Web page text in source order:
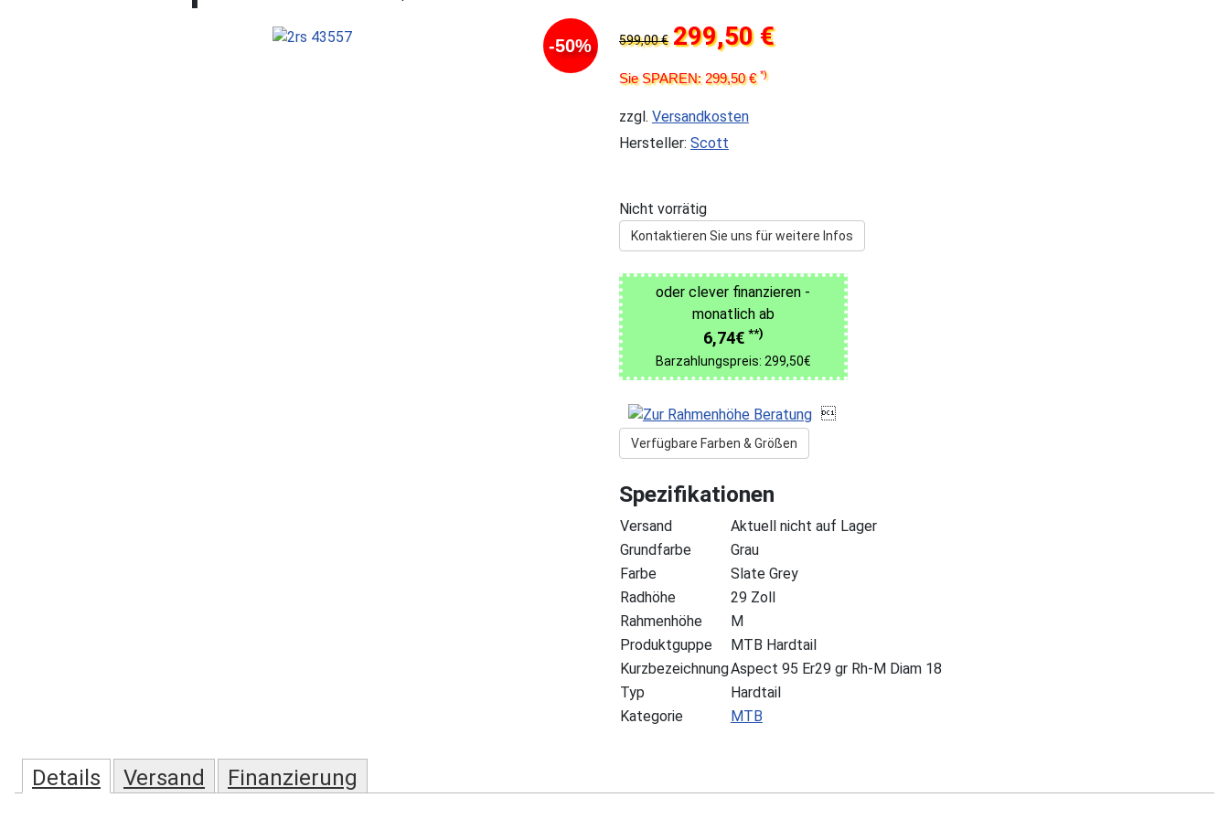
-50% 599,00 € 299,50 €
Sie SPAREN: 299,50 €*)
zzgl. Versandkosten
Hersteller: Scott
Nicht vorrätig
Kontaktieren Sie uns für weitere Infos
oder clever finanzieren -
monatlich ab
6,74€ **)
Barzahlungspreis: 299,50€

Verfügbare Farben & Größen
Spezifikationen
Versand
Aktuell nicht auf Lager
Grundfarbe
Grau
Farbe
Slate Grey
Radhöhe
29 Zoll
Rahmenhöhe
M
Produktguppe
MTB Hardtail
KurzbezeichnungAspect 95 Er29 gr Rh-M Diam 18
Typ
Hardtail
Kategorie
MTB
Details Versand Finanzierung